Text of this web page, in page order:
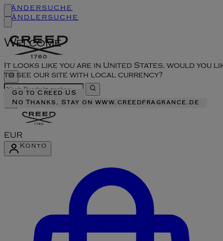
Welcome
It looks like you are in United States, would you
to see our site with local currency?
Go to Creed US
No Thanks, Stay on www.creedfragrance.de
Ländersuche
Händlersuche
EUR
Konto